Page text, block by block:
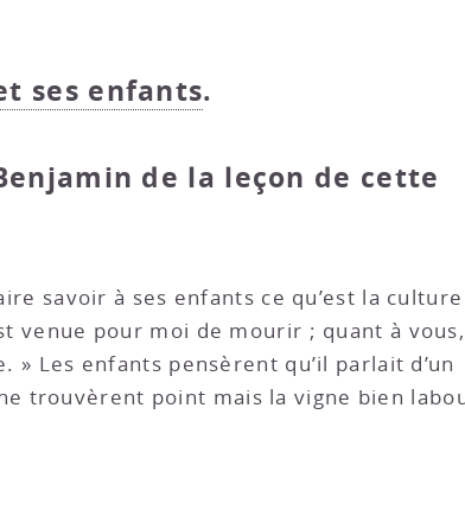
ses enfants.
de la leçon de cette
savoir à ses enfants ce qu’est la
venue pour moi de mourir ; quant à
» Les enfants pensèrent qu’il parlait d’un
trouvèrent point mais la vigne bien